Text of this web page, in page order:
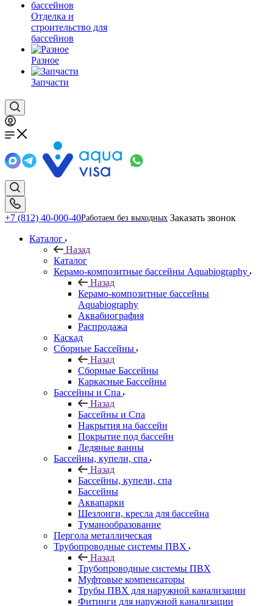
Отделка и
строительство для
бассейнов
Разное
Запчасти
+7 (812) 40-000-40Работаем без выходных Заказать звонок
Каталог
Назад
Каталог
Керамо-композитные бассейны Aquabiography
Назад
Керамо-композитные бассейны
Aquabiography
Аквабиография
Распродажа
Каскад
Сборные Бассейны
Назад
Сборные Бассейны
Каркасные Бассейны
Бассейны и Спа
Назад
Бассейны и Спа
Накрытия на бассейн
Покрытие под бассейн
Ледяные ванны
Бассейны, купели, спа
Назад
Бассейны, купели, спа
Бассейны
Аквапарки
Шезлонги, кресла для бассейна
Туманообразование
Пергола металлическая
Трубопроводные системы ПВХ
Назад
Трубопроводные системы ПВХ
Муфтовые компенсаторы
Трубы ПВХ для наружной канализации
Фитинги для наружной канализации